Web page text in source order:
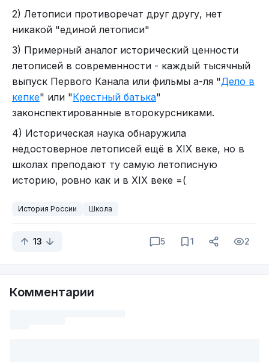
2) Летописи противоречат друг другу, нет
никакой "единой летописи"
3) Примерный аналог исторический ценности
летописей в современности - каждый тысячный
выпуск Первого Канала или фильмы а-ля "Дело в
кепке" или "Крестный батька"
законспектированные второкурсниками.
4) Историческая наука обнаружила
недостоверное летописей ещё в XIX веке, но в
школах преподают ту самую летописную
историю, ровно как и в XIX веке =(
История России Школа
13 5 1 2
Комментарии